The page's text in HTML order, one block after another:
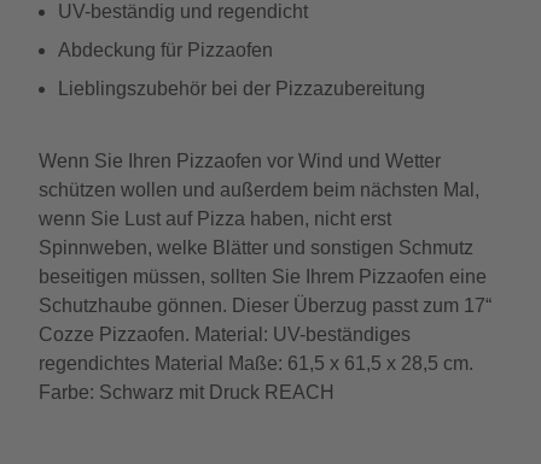
UV-beständig und regendicht
Abdeckung für Pizzaofen
Lieblingszubehör bei der Pizzazubereitung
Wenn Sie Ihren Pizzaofen vor Wind und Wetter
schützen wollen und außerdem beim nächsten Mal,
wenn Sie Lust auf Pizza haben, nicht erst
Spinnweben, welke Blätter und sonstigen Schmutz
beseitigen müssen, sollten Sie Ihrem Pizzaofen eine
Schutzhaube gönnen. Dieser Überzug passt zum 17“
Cozze Pizzaofen. Material: UV-beständiges
regendichtes Material Maße: 61,5 x 61,5 x 28,5 cm.
Farbe: Schwarz mit Druck REACH